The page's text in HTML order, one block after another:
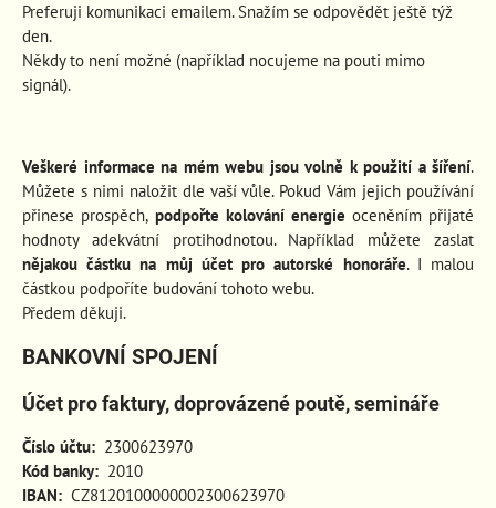
Preferuji komunikaci emailem. Snažím se odpovědět ještě týž
den.
Někdy to není možné (například nocujeme na pouti mimo
signál).
Veškeré informace na mém webu jsou volně k použití a šíření.
Můžete s nimi naložit dle vaší vůle. Pokud Vám jejich používání
přinese prospěch, podpořte kolování energie oceněním přijaté
hodnoty adekvátní protihodnotou. Například můžete zaslat
nějakou částku na můj účet pro autorské honoráře. I malou
částkou podpoříte budování tohoto webu.
Předem děkuji.
BANKOVNÍ SPOJENÍ
Účet pro faktury, doprovázené poutě, semináře
Číslo účtu: 2300623970
Kód banky: 2010
IBAN: CZ8120100000002300623970